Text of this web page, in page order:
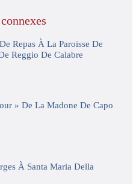
Repas À La Paroisse De
Reggio De Calabre
» De La Madone De Capo
À Santa Maria Della